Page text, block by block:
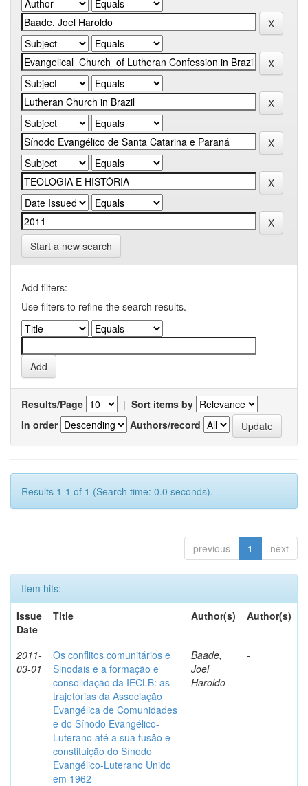
Start a new search
Add filters:
Use filters to refine the search results.
Results/Page | Sort items by
In order
Authors/record
Results 1-1 of 1 (Search time: 0.0 seconds).
previous 1 next
Item hits:
Issue
Date
Title Author(s) Author(s)
2011-
03-01
Os conflitos comunitários e
Sinodais e a formação e
consolidação da IECLB: as
trajetórias da Associação
Evangélica de Comunidades
e do Sínodo Evangélico-
Luterano até a sua fusão e
constituição do Sínodo
Evangélico-Luterano Unido
em 1962
Baade,
Joel
Haroldo
-